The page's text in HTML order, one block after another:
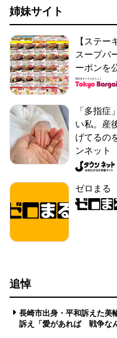
姉妹サイト
【ステ
スープバ
ーポンを
「多指
い私。産
げてるの
ンネット
ゼロまる
追悼
長崎市出身・平和訴えた
訴え「愛があれば 戦争な